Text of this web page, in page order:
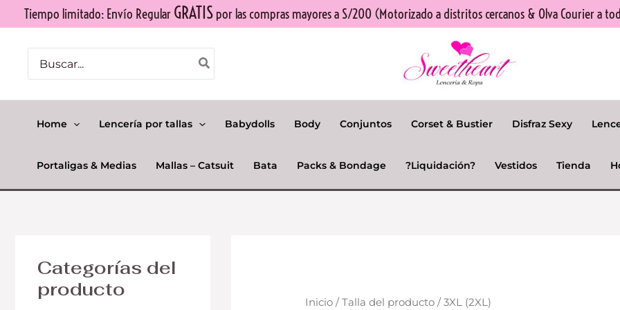
al
Tiempo limitado: Envío Regular GRATIS por las compras mayores a S/200 (Motorizado a distritos cercanos & Olva Courier a
por:
Home Lencería por tallas Babydolls Body Conjuntos Corset & Bustier Disfraz Sexy
Portaligas & Medias Mallas – Catsuit Bata Packs & Bondage ?Liquidación? Vestidos Tienda
Categorías del
producto
Inicio/ Talla del producto / 3XL (2XL)